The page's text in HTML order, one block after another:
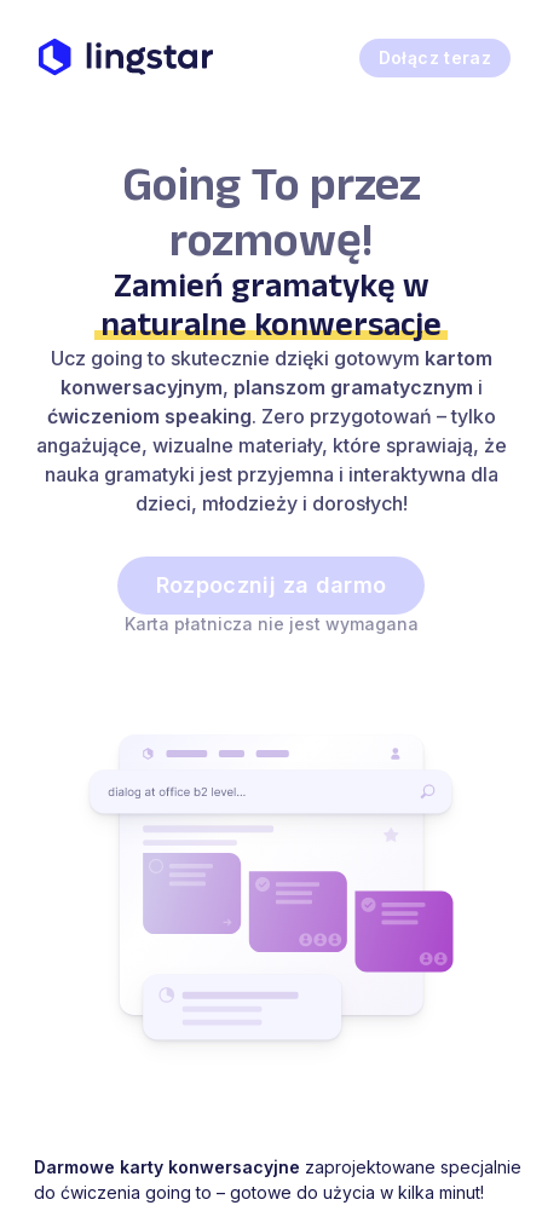
Dołącz teraz
Going To przez
rozmowę!
Zamień gramatykę w
naturalne konwersacje
Ucz going to skutecznie dzięki gotowym kartom
konwersacyjnym, planszom gramatycznym i
ćwiczeniom speaking. Zero przygotowań – tylko
angażujące, wizualne materiały, które sprawiają, że
nauka gramatyki jest przyjemna i interaktywna dla
dzieci, młodzieży i dorosłych!
Rozpocznij za darmo
Karta płatnicza nie jest wymagana
Darmowe karty konwersacyjne zaprojektowane specjalnie
do ćwiczenia going to – gotowe do użycia w kilka minut!